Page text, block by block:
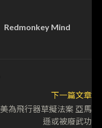
Redmonkey Mind
下一篇文章
美為飛行器草擬法案 亞馬
遜或被廢武功